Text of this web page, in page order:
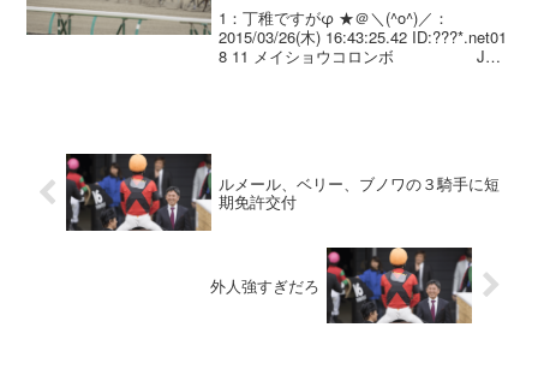
1：丁稚ですがφ ★＠＼(^o^)／：
2015/03/26(木) 16:43:25.42 ID:???*.net01
8 11 メイショウコロンボ JRA
ルメール、ベリー、ブノワの３騎手に短
期免許交付
外人強すぎだろ